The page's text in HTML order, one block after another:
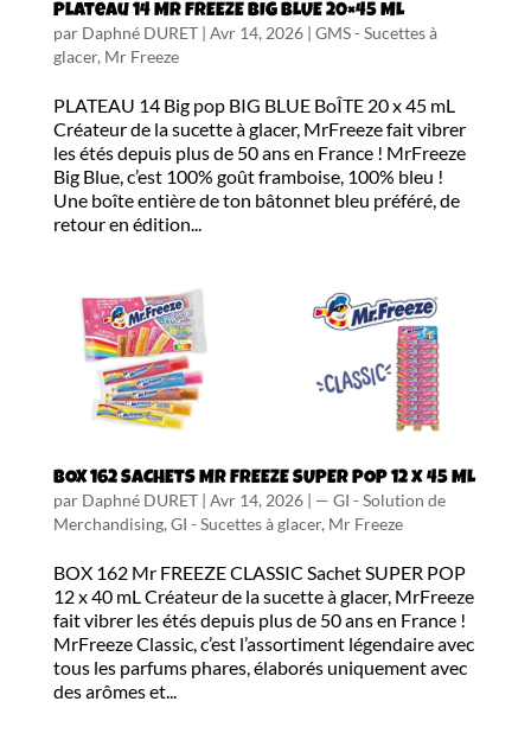
Plateau 14 Mr FREEZE BIG BLUE 20×45 ML
par Daphné DURET| Avr 14, 2026| GMS - Sucettes à
glacer, Mr Freeze
PLATEAU 14 Big pop BIG BLUE BoÎTE 20 x 45 mL
Créateur de la sucette à glacer, MrFreeze fait vibrer
les étés depuis plus de 50 ans en France ! MrFreeze
Big Blue, c’est 100% goût framboise, 100% bleu !
Une boîte entière de ton bâtonnet bleu préféré, de
retour en édition...
BOX 162 SACHETS Mr FREEZE SUPER POP 12 x 45 ML
par Daphné DURET| Avr 14, 2026| — GI - Solution de
Merchandising, GI - Sucettes à glacer, Mr Freeze
BOX 162 Mr FREEZE CLASSIC Sachet SUPER POP
12 x 40 mL Créateur de la sucette à glacer, MrFreeze
fait vibrer les étés depuis plus de 50 ans en France !
MrFreeze Classic, c’est l’assortiment légendaire avec
tous les parfums phares, élaborés uniquement avec
des arômes et...